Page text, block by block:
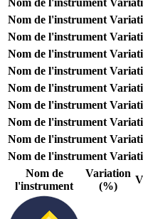
Nom de l'instrument
Nom de l'instrument
Nom de l'instrument
Nom de l'instrument
Nom de l'instrument
Nom de l'instrument
Nom de l'instrument
Nom de l'instrument
Nom de l'instrument
Nom de l'instrument
Nom de
l'instrument
Variation
(%)